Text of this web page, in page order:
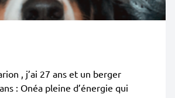
, j’ai 27 ans et un berger
: Onéa pleine d’énergie qui